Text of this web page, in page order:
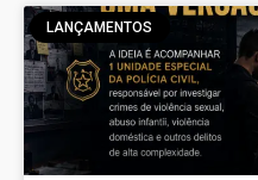
LANÇAMENTOS